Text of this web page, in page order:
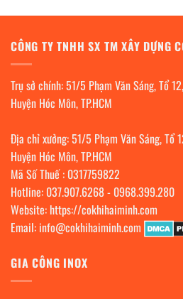
CÔNG TY TNHH SX TM XÂY DỰNG
Trụ sở chính: 51/5 Phạm Văn Sáng, Tổ
Huyện Hóc Môn, TP.HCM
Địa chỉ xưởng: 51/5 Phạm Văn Sáng, Tổ
Huyện Hóc Môn, TP.HCM
Mã Số Thuế : 0317759822
Hotline: 037.907.6268- 0968.399.280
Website: https://cokhihaiminh.com
Email: info@cokhihaiminh.com
GIA CÔNG INOX